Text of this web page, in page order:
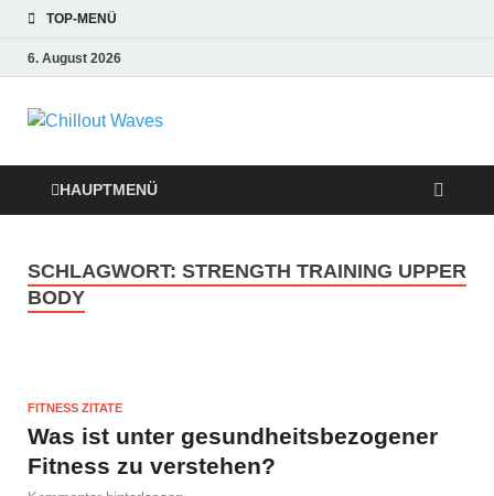
TOP-MENÜ
6. August 2026
Chillout Waves
Relaxing Music
Ferienwohnungen zum Verlieben!
HAUPTMENÜ
SCHLAGWORT: STRENGTH TRAINING UPPER
BODY
FITNESS ZITATE
Was ist unter gesundheitsbezogener
Fitness zu verstehen?